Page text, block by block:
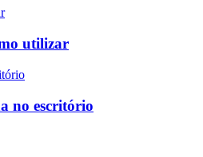
utilizar
no escritório